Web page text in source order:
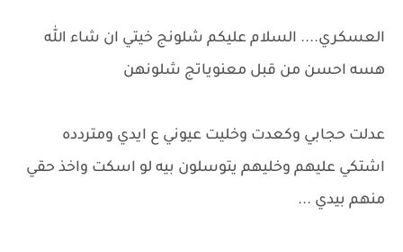
العسكري.... السلام عليكم شلونج خيتي ان شاء الله
هسه احسن من قبل معنوياتج شلونهن
عدلت حجابي وكعدت وخليت عيوني ع ايدي ومتردده
اشتكي عليهم وخليهم يتوسلون بيه لو اسكت واخذ حقي
منهم بيدي ...